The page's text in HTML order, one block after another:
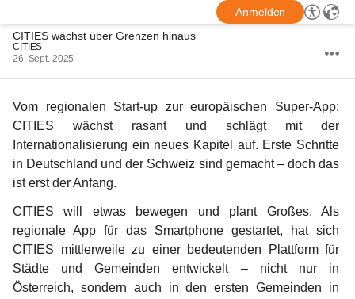
Anmelden
CITIES wächst über Grenzen hinaus
CITIES
26. Sept. 2025
Vom regionalen Start-up zur europäischen Super-App:
CITIES wächst rasant und schlägt mit der
Internationalisierung ein neues Kapitel auf. Erste Schritte
in Deutschland und der Schweiz sind gemacht – doch das
ist erst der Anfang.
CITIES will etwas bewegen und plant Großes. Als
regionale App für das Smartphone gestartet, hat sich
CITIES mittlerweile zu einer bedeutenden Plattform für
Städte und Gemeinden entwickelt – nicht nur in
Österreich, sondern auch in den ersten Gemeinden in